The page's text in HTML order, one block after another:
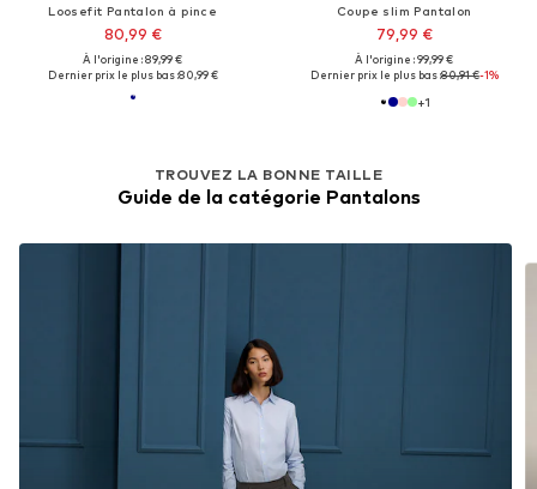
Loosefit Pantalon à pince
80,99 €
À l'origine : 89,99 €
Dernier prix le plus bas :80,99 €
Coupe slim Pantalon
79,99 €
À l'origine : 99,99 €
Dernier prix le plus bas :80,91 €-1%
+1
TROUVEZ LA BONNE TAILLE
Guide de la catégorie Pantalons